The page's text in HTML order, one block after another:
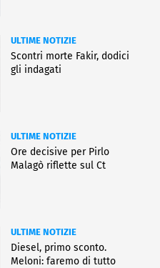
ULTIME NOTIZIE
Scontri morte Fakir, dodici
gli indagati
ULTIME NOTIZIE
Ore decisive per Pirlo
Malagò riflette sul Ct
ULTIME NOTIZIE
Diesel, primo sconto.
Meloni: faremo di tutto